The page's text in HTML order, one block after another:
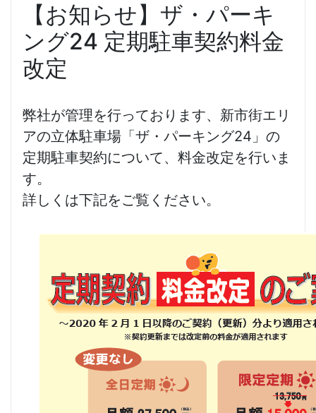
【お知らせ】ザ・パーキ
ング24 定期駐車契約料金
改定
弊社が管理を行っております、新市街エリ
アの立体駐車場「ザ・パーキング24」の
定期駐車契約について、料金改定を行いま
す。
詳しくは下記をご覧ください。